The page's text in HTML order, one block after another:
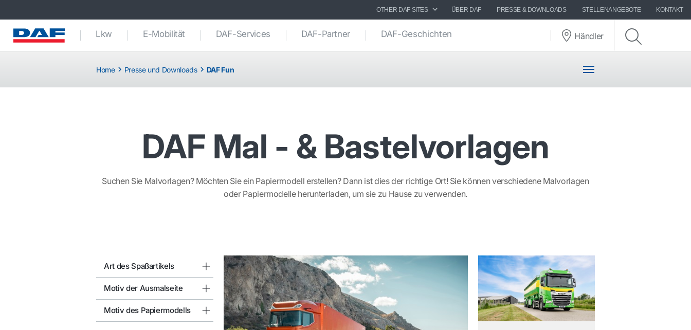
OTHER DAF SITES ÜBER DAF PRESSE & DOWNLOADS STELLENANGEBOTE KONTAKT
Lkw E-Mobilität DAF-Services DAF-Partner DAF-Geschichten Händler
Home Presse und Downloads DAF Fun
DAF Mal - & Bastelvorlagen
Suchen Sie Malvorlagen? Möchten Sie ein Papiermodell erstellen? Dann ist dies der richtige Ort! Sie können verschiedene Malvorlagen
oder Papiermodelle herunterladen, um sie zu Hause zu verwenden.
Art des Spaßartikels
Motiv der Ausmalseite
Motiv des Papiermodells